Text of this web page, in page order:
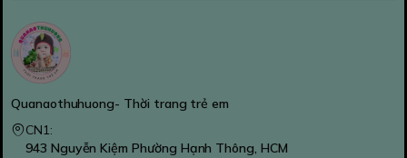
Quanaothuhuong- Thời trang trẻ em
CN1:
943 Nguyễn Kiệm Phường Hạnh Thông, HCM